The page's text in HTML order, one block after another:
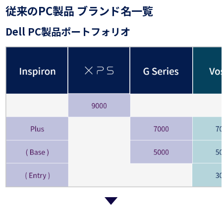
従来のPC製品 ブランド名一覧
Dell PC製品ポートフォリオ